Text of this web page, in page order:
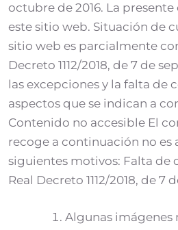
octubre de 2016. La
este sitio web. Situación de
sitio web es parcialmente
Decreto 1112/2018, de 7 de
las excepciones y la falta de
aspectos que se indican a
Contenido no accesible El
recoge a continuación no es
siguientes motivos: Falta de
Real Decreto 1112/2018, de 7
Algunas imágenes